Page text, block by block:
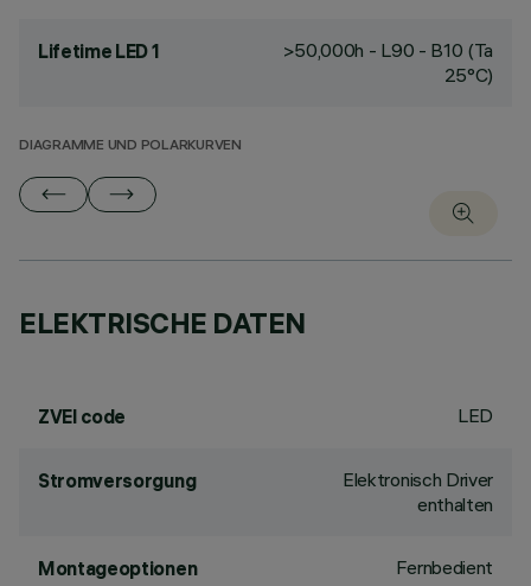
Lifetime LED 1
>50,000h - L90 - B10 (Ta
25°C)
DIAGRAMME UND POLARKURVEN
ELEKTRISCHE DATEN
ZVEI code LED
Stromversorgung
Elektronisch Driver
enthalten
Montageoptionen Fernbedient